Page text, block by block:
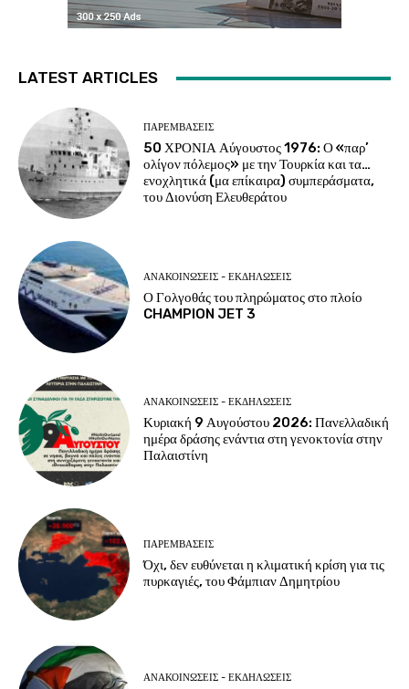
LATEST ARTICLES
ΠΑΡΕΜΒΑΣΕΙΣ
50 ΧΡΟΝΙΑ Αύγουστος 1976: Ο «παρ’
ολίγον πόλεμος» με την Τουρκία και τα…
ενοχλητικά (μα επίκαιρα) συμπεράσματα,
του Διονύση Ελευθεράτου
ΑΝΑΚΟΙΝΩΣΕΙΣ - ΕΚΔΗΛΩΣΕΙΣ
Ο Γολγοθάς του πληρώματος στο πλοίο
CHAMPION JET 3
ΑΝΑΚΟΙΝΩΣΕΙΣ - ΕΚΔΗΛΩΣΕΙΣ
Κυριακή 9 Αυγούστου 2026: Πανελλαδική
ημέρα δράσης ενάντια στη γενοκτονία στην
Παλαιστίνη
ΠΑΡΕΜΒΑΣΕΙΣ
Όχι, δεν ευθύνεται η κλιματική κρίση για τις
πυρκαγιές, του Φάμπιαν Δημητρίου
ΑΝΑΚΟΙΝΩΣΕΙΣ - ΕΚΔΗΛΩΣΕΙΣ